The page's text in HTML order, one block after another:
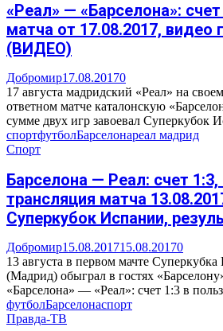
«Реал» — «Барселона»:
матча от 17.08.2017, видео
(ВИДЕО)
Добромир17.08.20170
17 августа мадридский «Реал» на
ответном матче каталонскую
сумме двух игр завоевал Суперкубок
спортфутболБарселонареал мадрид
Спорт
Барселона — Реал: счет
трансляция матча
Суперкубок Испании,
Добромир15.08.201715.08.20170
13 августа в первом мачте
(Мадрид) обыграл в гостях
«Барселона» — «Реал»: счет 1:3 в
футболБарселонаспорт
Правда-ТВ